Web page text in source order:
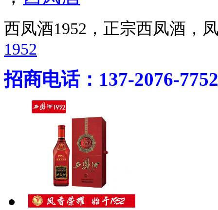
西凤酒1952，正宗西凤酒
1952
招商电话：137-2076-7752